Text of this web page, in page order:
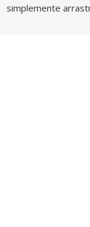
simplemente